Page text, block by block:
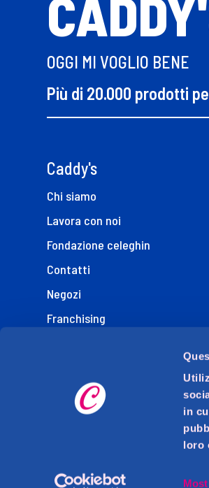
in
loro
OGGI MI VOGLIO BENE
Più di 20.000 prodotti
Caddy's
Chi siamo
Lavora con noi
Fondazione celeghin
Contatti
Negozi
Franchising